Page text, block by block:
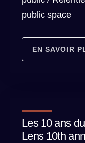
public space
EN SAVOIR
Les 10 ans
Lens 10th